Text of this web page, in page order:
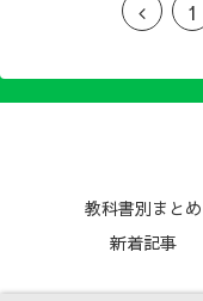
1
教科書別まとめ
新着記事